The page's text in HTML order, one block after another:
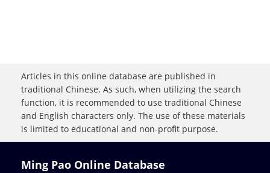
Articles in this online database are published in
traditional Chinese. As such, when utilizing the search
function, it is recommended to use traditional Chinese
and English characters only. The use of these materials
is limited to educational and non-profit purpose.
Ming Pao Online Database